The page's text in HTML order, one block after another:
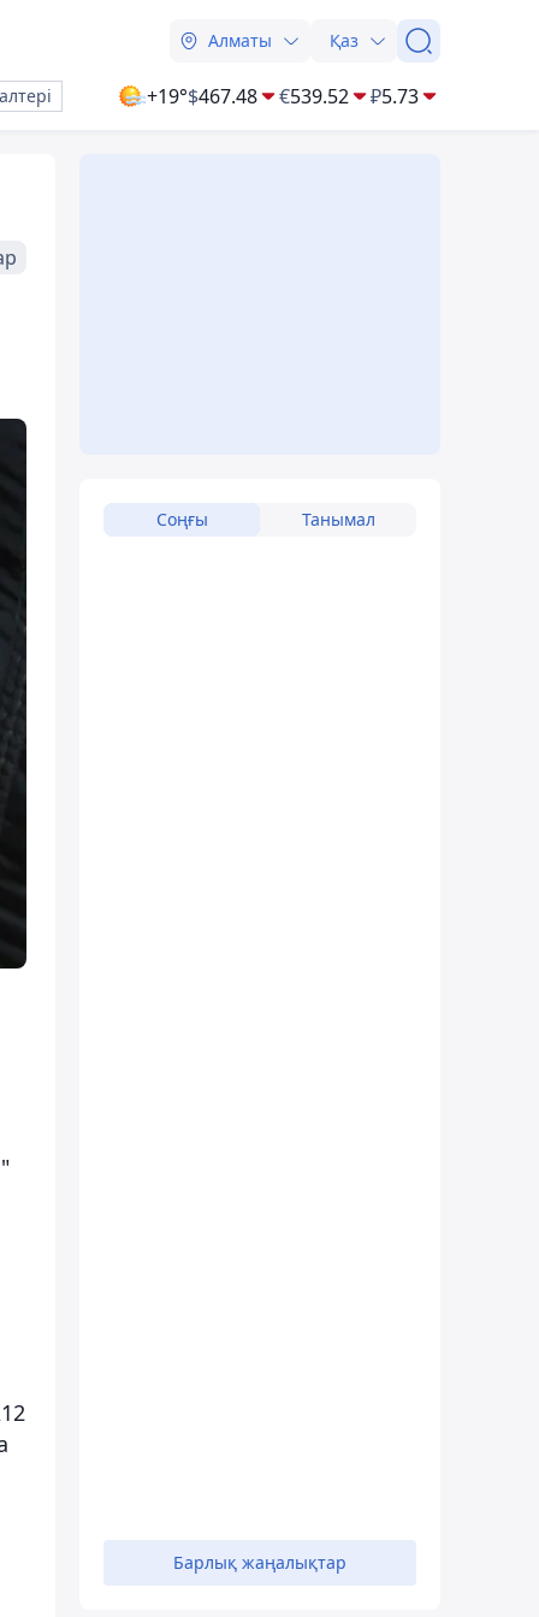
Алматы Қаз
+19°$467.48 €539.52 ₽5.73
Соңғы Танымал
Барлық жаңалықтар